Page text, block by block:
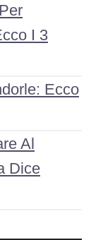
I 3
Ecco
Al
Dice